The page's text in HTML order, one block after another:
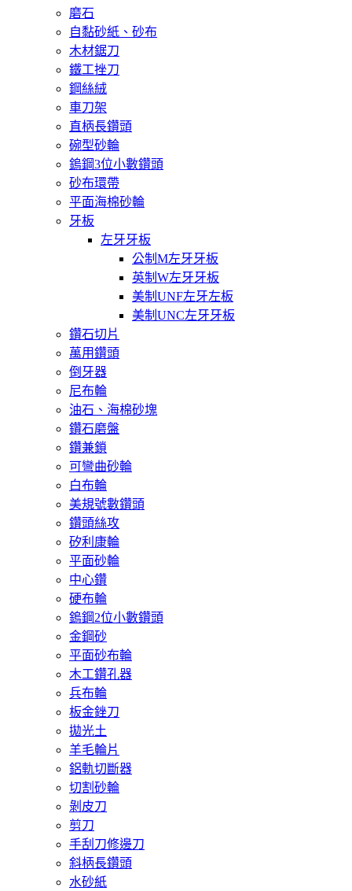
磨石
自黏砂紙、砂布
木材鋸刀
鐵工挫刀
鋼絲絨
車刀架
直柄長鑽頭
碗型砂輪
鎢鋼3位小數鑽頭
砂布環帶
平面海棉砂輪
牙板
左牙牙板
公制M左牙牙板
英制W左牙牙板
美制UNF左牙左板
美制UNC左牙牙板
鑽石切片
萬用鑽頭
倒牙器
尼布輪
油石、海棉砂塊
鑽石磨盤
鑽兼鎖
可彎曲砂輪
白布輪
美規號數鑽頭
鑽頭絲攻
矽利康輪
平面砂輪
中心鑽
硬布輪
鎢鋼2位小數鑽頭
金鋼砂
平面砂布輪
木工鑽孔器
兵布輪
板金銼刀
拋光土
羊毛輪片
鋁軌切斷器
切割砂輪
剝皮刀
剪刀
手刮刀修邊刀
斜柄長鑽頭
水砂紙